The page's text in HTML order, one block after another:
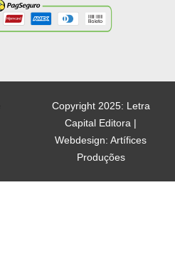
Copyright 2025: Letra
Capital Editora |
Webdesign: Artífices
Produções